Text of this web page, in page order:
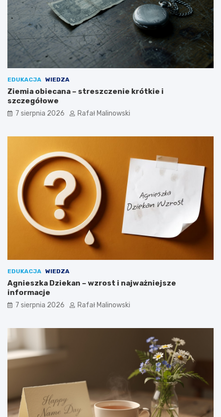
EDUKACJA WIEDZA
Ziemia obiecana – streszczenie krótkie i
szczegółowe
7 sierpnia 2026 Rafał Malinowski
EDUKACJA WIEDZA
Agnieszka Dziekan – wzrost i najważniejsze
informacje
7 sierpnia 2026 Rafał Malinowski